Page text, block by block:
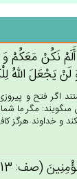
نَكُنْ‌
يَجْعَل‌َ الله‌ُ
اگر فتح و
مگر ما
خداوند هرگز
(صف: 13)